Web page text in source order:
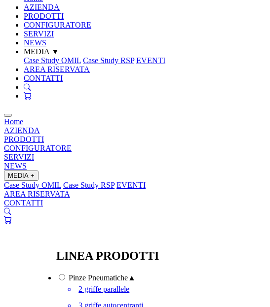
AZIENDA
PRODOTTI
CONFIGURATORE
SERVIZI
NEWS
MEDIA ▼
Case Study OMIL Case Study RSP EVENTI
AREA RISERVATA
CONTATTI
Home
AZIENDA
PRODOTTI
CONFIGURATORE
SERVIZI
NEWS
MEDIA +
Case Study OMIL Case Study RSP EVENTI
AREA RISERVATA
CONTATTI
LINEA PRODOTTI
Pinze Pneumatiche ▲
2 griffe parallele
3 griffe autocentranti